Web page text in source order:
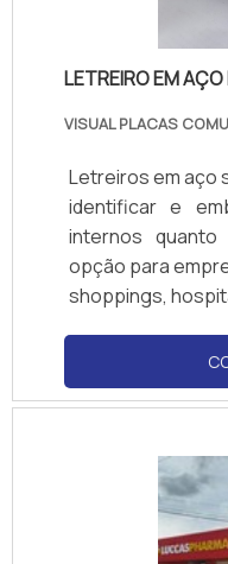
LETREIRO EM
VISUAL PLACAS
Letreiros em aço
identificar e
internos
opção para
shoppings,